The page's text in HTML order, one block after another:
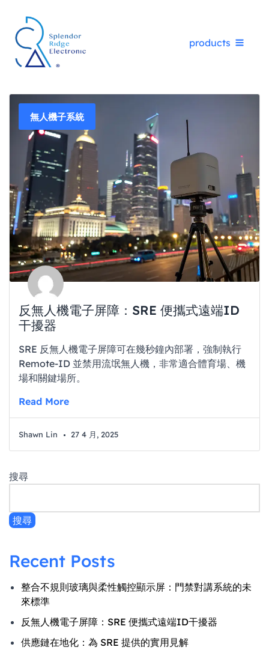
Skip
to
content
products
無人機子系統
反無人機電子屏障：SRE 便攜式遠端ID
干擾器
SRE 反無人機電子屏障可在幾秒鐘內部署，強制執行
Remote-ID 並禁用流氓無人機，非常適合體育場、機
場和關鍵場所。
Read More
Shawn Lin 27 4 月, 2025
搜尋
搜尋
Recent Posts
整合不規則玻璃與柔性觸控顯示屏：門禁對講系統的未
來標準
反無人機電子屏障：SRE 便攜式遠端ID干擾器
供應鏈在地化：為 SRE 提供的實用見解